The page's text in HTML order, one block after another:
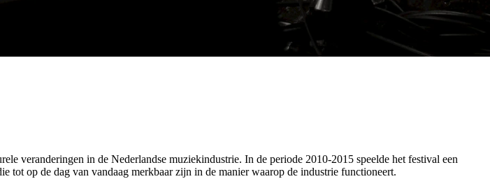
veranderingen in de Nederlandse muziekindustrie. In de periode 2010-2015 speelde het festival een
tot op de dag van vandaag merkbaar zijn in de manier waarop de industrie functioneert.